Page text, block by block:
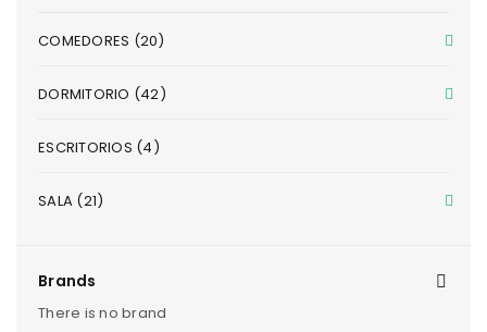
COMEDORES (20)
DORMITORIO (42)
ESCRITORIOS (4)
SALA (21)
Brands
There is no brand